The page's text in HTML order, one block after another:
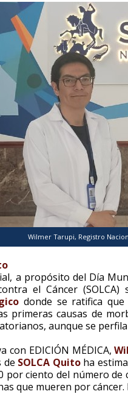
Wilmer Tarupi, Registro
a propósito del Día
el Cáncer
donde se ratifica que
primeras causas de
aunque se
con EDICIÓN MÉDICA,
de SOLCA Quitoha
por ciento del número de
que mueren por cáncer.